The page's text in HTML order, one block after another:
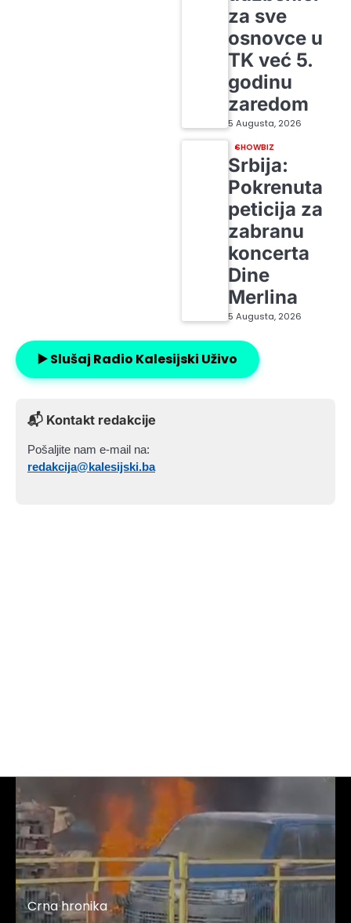
za sve
osnovce u
TK već 5.
godinu
zaredom
5 Augusta, 2026
SHOWBIZ
Srbija:
Pokrenuta
peticija za
zabranu
koncerta
Dine
Merlina
5 Augusta, 2026
▶️ Slušaj Radio Kalesijski Uživo
📬 Kontakt redakcije
Pošaljite nam e-mail na:
redakcija@kalesijski.ba
Crna hronika
Gorila dva kombija u Tuzli
5 Augusta, 2026/admin